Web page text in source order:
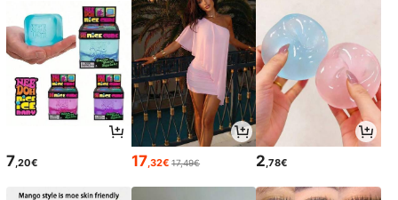
7,20€ 17,32€ 17,49€ 2,78€